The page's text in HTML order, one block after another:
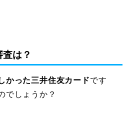
は？
かった三井住友カードです
でしょうか？